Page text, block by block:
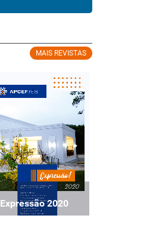
MAIS REVISTAS
Expressão 2020